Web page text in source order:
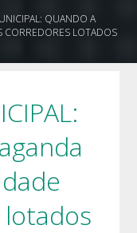
QUANDO A
CORREDORES LOTADOS